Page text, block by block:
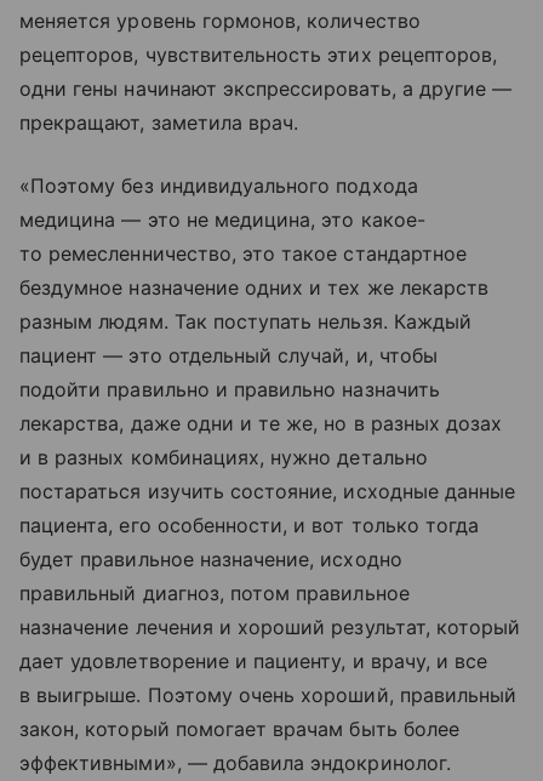
меняется уровень гормонов, количество
рецепторов, чувствительность этих рецепторов,
одни гены начинают экспрессировать, а другие —
прекращают, заметила врач.
«Поэтому без индивидуального подхода
медицина — это не медицина, это какое-
то ремесленничество, это такое стандартное
бездумное назначение одних и тех же лекарств
разным людям. Так поступать нельзя. Каждый
пациент — это отдельный случай, и, чтобы
подойти правильно и правильно назначить
лекарства, даже одни и те же, но в разных дозах
и в разных комбинациях, нужно детально
постараться изучить состояние, исходные данные
пациента, его особенности, и вот только тогда
будет правильное назначение, исходно
правильный диагноз, потом правильное
назначение лечения и хороший результат, который
дает удовлетворение и пациенту, и врачу, и все
в выигрыше. Поэтому очень хороший, правильный
закон, который помогает врачам быть более
эффективными», — добавила эндокринолог.